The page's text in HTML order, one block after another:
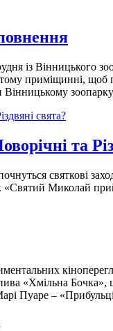
із Вінницького
приміщинні, щоб
Вінницькому
та
святкові
Миколай
«Хмільна
Пуаре –